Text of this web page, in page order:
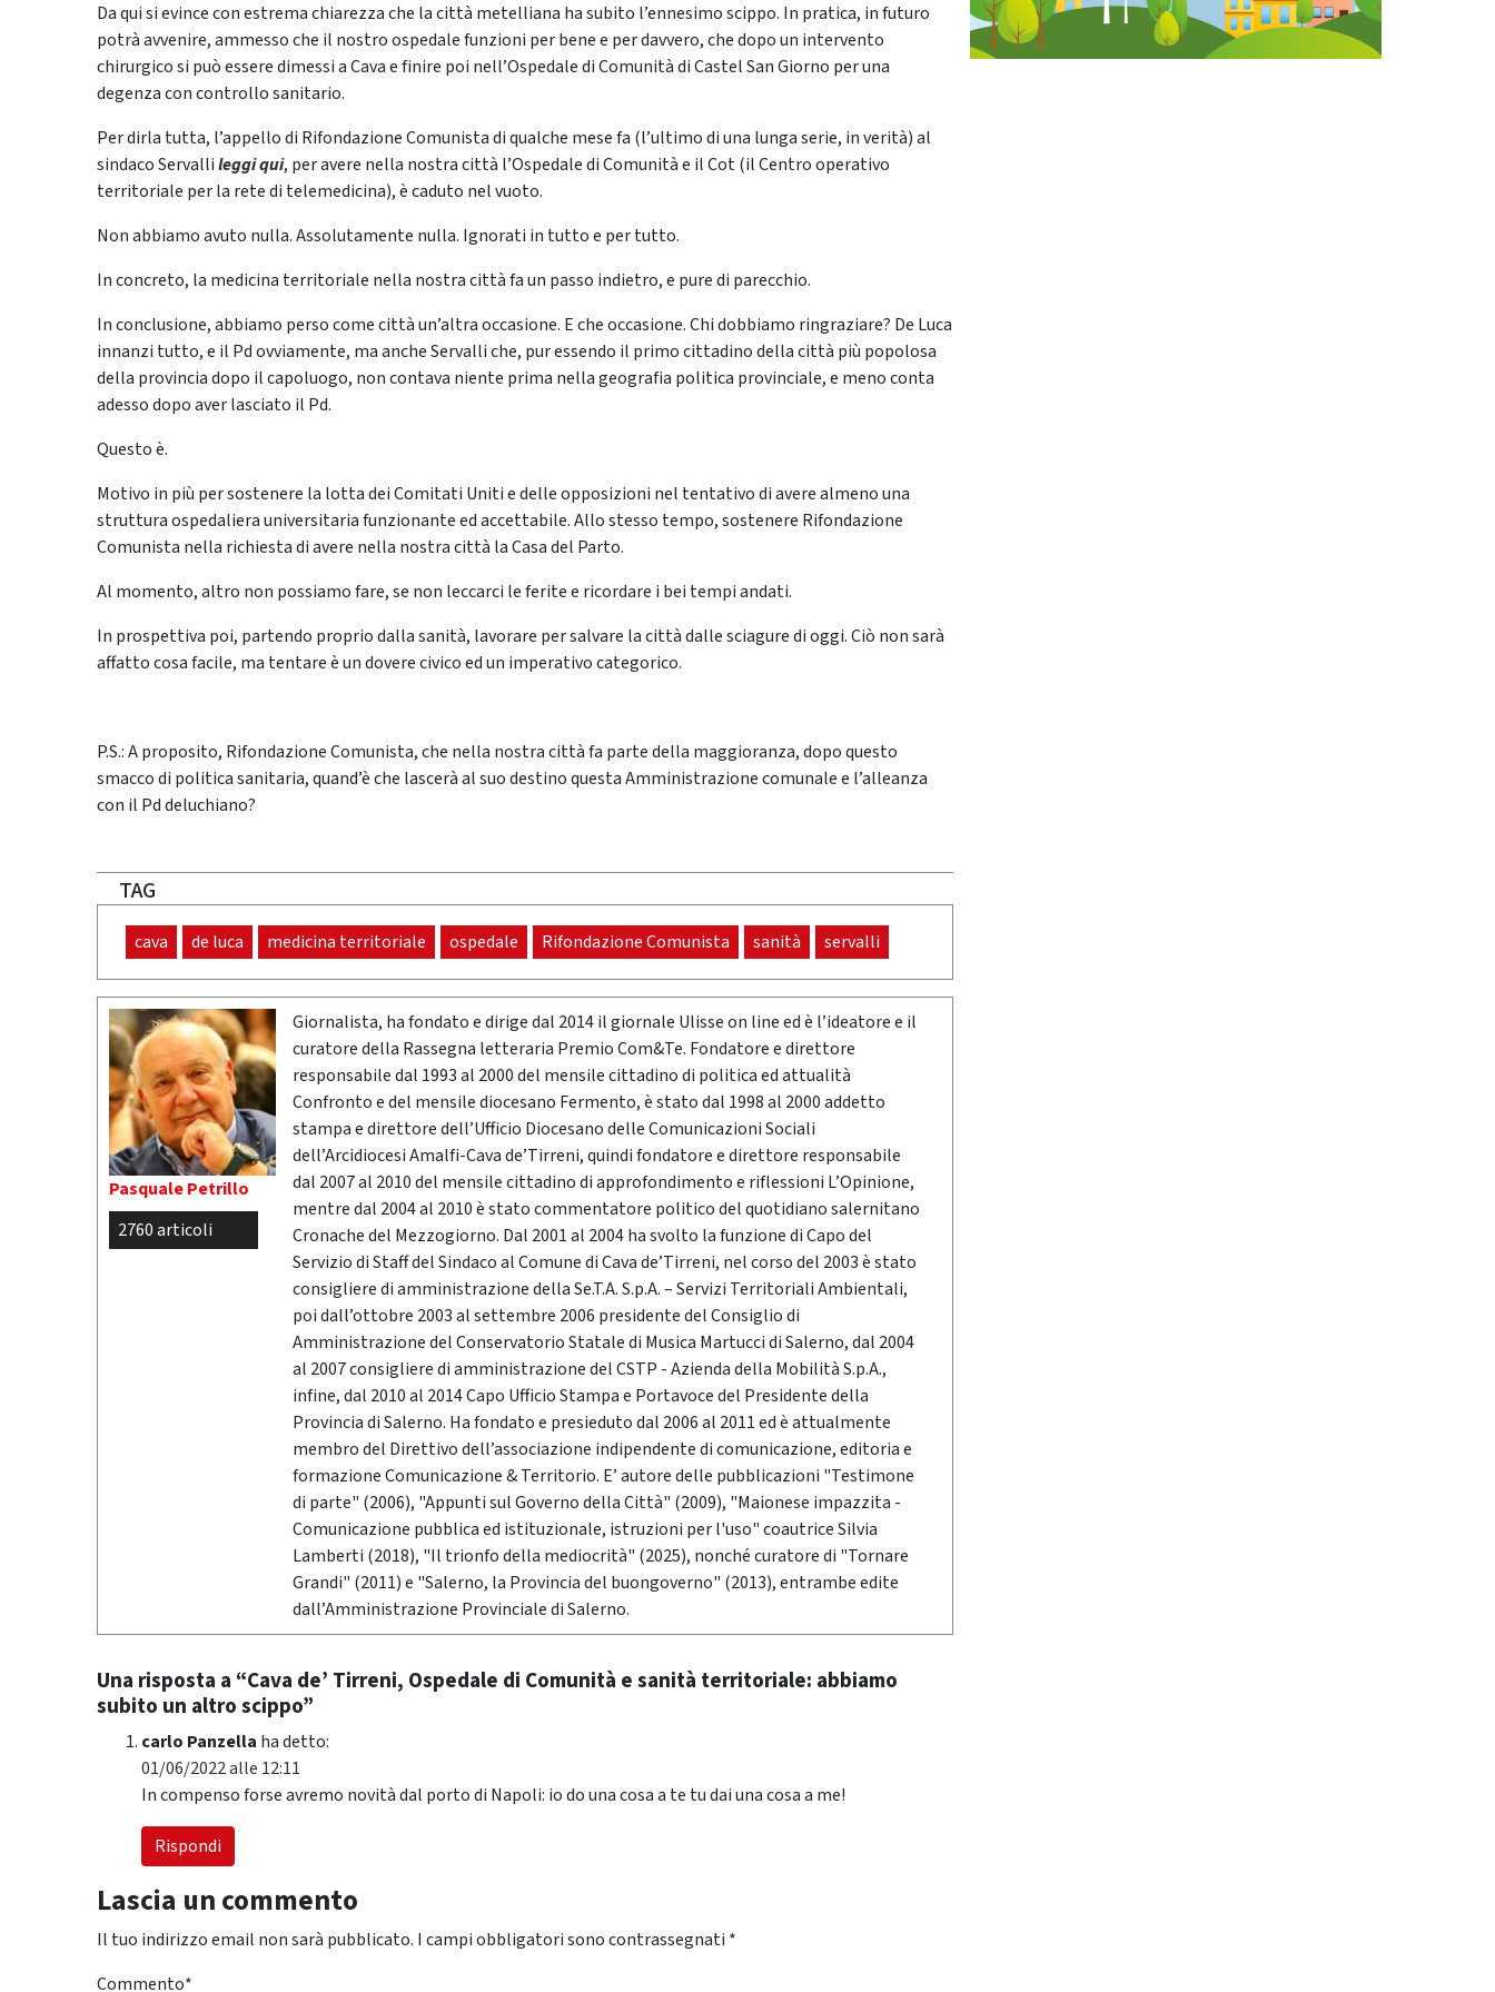
Da qui si evince con estrema chiarezza che la città metelliana ha subito l’ennesimo scippo. In pratica, in futuro
potrà avvenire, ammesso che il nostro ospedale funzioni per bene e per davvero, che dopo un intervento
chirurgico si può essere dimessi a Cava e finire poi nell’Ospedale di Comunità di Castel San Giorno per una
degenza con controllo sanitario.
Per dirla tutta, l’appello di Rifondazione Comunista di qualche mese fa (l’ultimo di una lunga serie, in verità) al
sindaco Servallileggi qui, per avere nella nostra città l’Ospedale di Comunità e il Cot (il Centro operativo
territoriale per la rete di telemedicina), è caduto nel vuoto.
Non abbiamo avuto nulla. Assolutamente nulla. Ignorati in tutto e per tutto.
In concreto, la medicina territoriale nella nostra città fa un passo indietro, e pure di parecchio.
In conclusione, abbiamo perso come città un’altra occasione. E che occasione. Chi dobbiamo ringraziare? De Luca
innanzi tutto, e il Pd ovviamente, ma anche Servalli che, pur essendo il primo cittadino della città più popolosa
della provincia dopo il capoluogo, non contava niente prima nella geografia politica provinciale, e meno conta
adesso dopo aver lasciato il Pd.
Questo è.
Motivo in più per sostenere la lotta dei Comitati Uniti e delle opposizioni nel tentativo di avere almeno una
struttura ospedaliera universitaria funzionante ed accettabile. Allo stesso tempo, sostenere Rifondazione
Comunista nella richiesta di avere nella nostra città la Casa del Parto.
Al momento, altro non possiamo fare, se non leccarci le ferite e ricordare i bei tempi andati.
In prospettiva poi, partendo proprio dalla sanità, lavorare per salvare la città dalle sciagure di oggi. Ciò non sarà
affatto cosa facile, ma tentare è un dovere civico ed un imperativo categorico.
P.S.: A proposito, Rifondazione Comunista, che nella nostra città fa parte della maggioranza, dopo questo
smacco di politica sanitaria, quand’è che lascerà al suo destino questa Amministrazione comunale e l’alleanza
con il Pd deluchiano?
TAG
cava de luca medicina territoriale ospedale Rifondazione Comunista sanità servalli
Pasquale Petrillo
2760 articoli
Giornalista, ha fondato e dirige dal 2014 il giornale Ulisse on line ed è l’ideatore e il
curatore della Rassegna letteraria Premio Com&Te. Fondatore e direttore
responsabile dal 1993 al 2000 del mensile cittadino di politica ed attualità
Confronto e del mensile diocesano Fermento, è stato dal 1998 al 2000 addetto
stampa e direttore dell’Ufficio Diocesano delle Comunicazioni Sociali
dell’Arcidiocesi Amalfi-Cava de’Tirreni, quindi fondatore e direttore responsabile
dal 2007 al 2010 del mensile cittadino di approfondimento e riflessioni L’Opinione,
mentre dal 2004 al 2010 è stato commentatore politico del quotidiano salernitano
Cronache del Mezzogiorno. Dal 2001 al 2004 ha svolto la funzione di Capo del
Servizio di Staff del Sindaco al Comune di Cava de’Tirreni, nel corso del 2003 è stato
consigliere di amministrazione della Se.T.A. S.p.A. – Servizi Territoriali Ambientali,
poi dall’ottobre 2003 al settembre 2006 presidente del Consiglio di
Amministrazione del Conservatorio Statale di Musica Martucci di Salerno, dal 2004
al 2007 consigliere di amministrazione del CSTP - Azienda della Mobilità S.p.A.,
infine, dal 2010 al 2014 Capo Ufficio Stampa e Portavoce del Presidente della
Provincia di Salerno. Ha fondato e presieduto dal 2006 al 2011 ed è attualmente
membro del Direttivo dell’associazione indipendente di comunicazione, editoria e
formazione Comunicazione & Territorio. E’ autore delle pubblicazioni "Testimone
di parte" (2006), "Appunti sul Governo della Città" (2009), "Maionese impazzita -
Comunicazione pubblica ed istituzionale, istruzioni per l'uso" coautrice Silvia
Lamberti (2018), "Il trionfo della mediocrità" (2025), nonché curatore di "Tornare
Grandi" (2011) e "Salerno, la Provincia del buongoverno" (2013), entrambe edite
dall’Amministrazione Provinciale di Salerno.
Una risposta a “Cava de’ Tirreni, Ospedale di Comunità e sanità territoriale: abbiamo
subito un altro scippo”
carlo Panzella ha detto:
01/06/2022 alle 12:11
In compenso forse avremo novità dal porto di Napoli: io do una cosa a te tu dai una cosa a me!
Rispondi
Lascia un commento
Il tuo indirizzo email non sarà pubblicato. I campi obbligatori sono contrassegnati *
Commento*